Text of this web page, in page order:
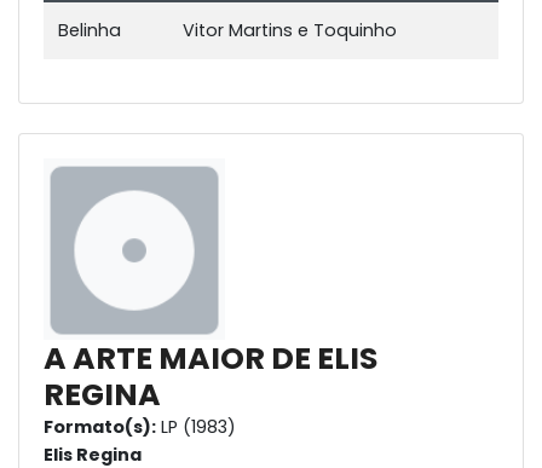
Belinha Vitor Martins e Toquinho
A ARTE MAIOR DE ELIS
REGINA
Formato(s): LP (1983)
Elis Regina